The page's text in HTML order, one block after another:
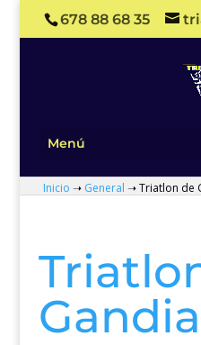
678 88 68 35
Menú
Inicio ➝ General ➝Triatlon de
Gandia